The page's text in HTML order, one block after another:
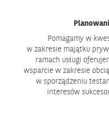
Pomagamy w
w zakresie majątku
ramach usługi
wsparcie w zakresie
w sporządzeniu
interesów